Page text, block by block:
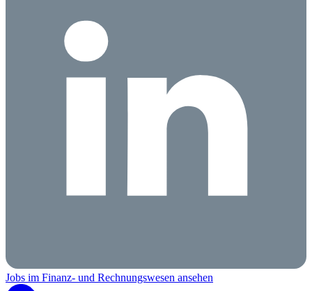
Jobs im Finanz- und Rechnungswesen ansehen